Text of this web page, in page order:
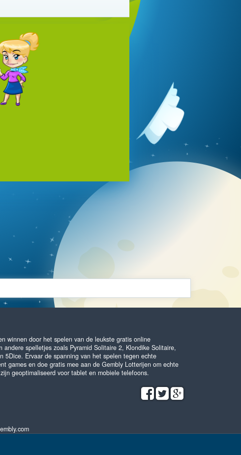
winnen door het spelen van de leukste gratis online
andere spelletjes zoals Pyramid Solitaire 2, Klondike Solitaire,
5Dice. Ervaar de spanning van het spelen tegen echte
games en doe gratis mee aan de Gembly Lotterijen om echte
geoptimaliseerd voor tablet en mobiele telefoons.